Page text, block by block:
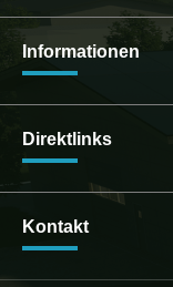
Informationen
Direktlinks
Kontakt